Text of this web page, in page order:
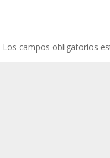
Los campos obligatorios